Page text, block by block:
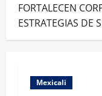
FORTALECEN
ESTRATEGIAS DE
Mexicali